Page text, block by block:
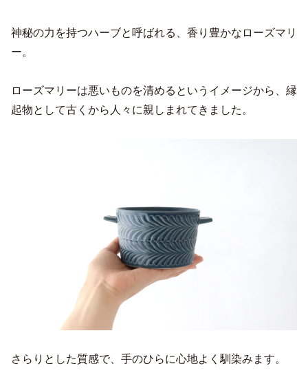
神秘の力を持つハーブと呼ばれる、香り豊かなローズマリ
ー。
ローズマリーは悪いものを清めるというイメージから、縁
起物として古くから人々に親しまれてきました。
さらりとした質感で、手のひらに心地よく馴染みます。